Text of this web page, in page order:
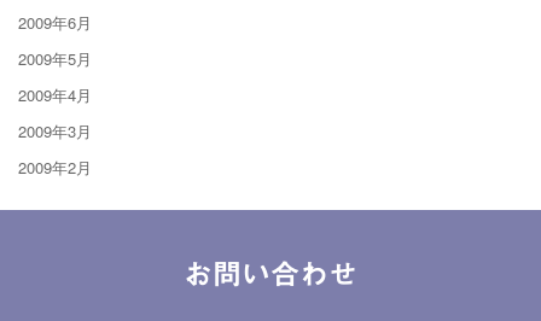
2009年6月
2009年5月
2009年4月
2009年3月
2009年2月
お問い合わせ